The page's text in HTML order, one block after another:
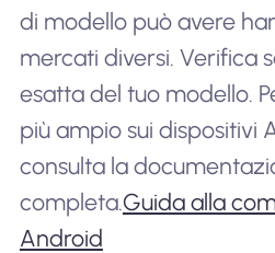
di modello può avere
mercati diversi. Verifica
esatta del tuo modello.
più ampio sui dispositivi
consulta la
completa.Guida alla
Android